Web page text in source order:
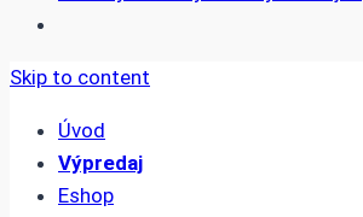
Skip to content
Úvod
Výpredaj
Eshop